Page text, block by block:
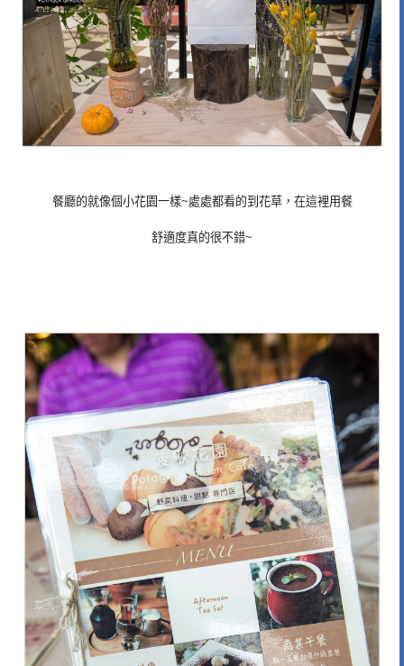
餐廳的就像個小花園一樣~處處都看的到花草，在這裡用餐
舒適度真的很不錯~